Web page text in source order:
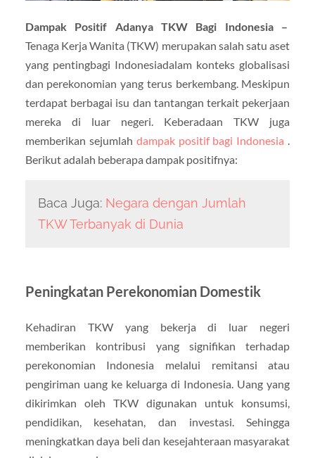
Dampak Positif Adanya TKW Bagi Indonesia –
Tenaga Kerja Wanita (TKW) merupakan salah satu aset
yang pentingbagi Indonesiadalam konteks globalisasi
dan perekonomian yang terus berkembang. Meskipun
terdapat berbagai isu dan tantangan terkait pekerjaan
mereka di luar negeri. Keberadaan TKW juga
memberikan sejumlah dampak positif bagi Indonesia .
Berikut adalah beberapa dampak positifnya:
Baca Juga: Negara dengan Jumlah
TKW Terbanyak di Dunia
Peningkatan Perekonomian Domestik
Kehadiran TKW yang bekerja di luar negeri
memberikan kontribusi yang signifikan terhadap
perekonomian Indonesia melalui remitansi atau
pengiriman uang ke keluarga di Indonesia. Uang yang
dikirimkan oleh TKW digunakan untuk konsumsi,
pendidikan, kesehatan, dan investasi. Sehingga
meningkatkan daya beli dan kesejahteraan masyarakat